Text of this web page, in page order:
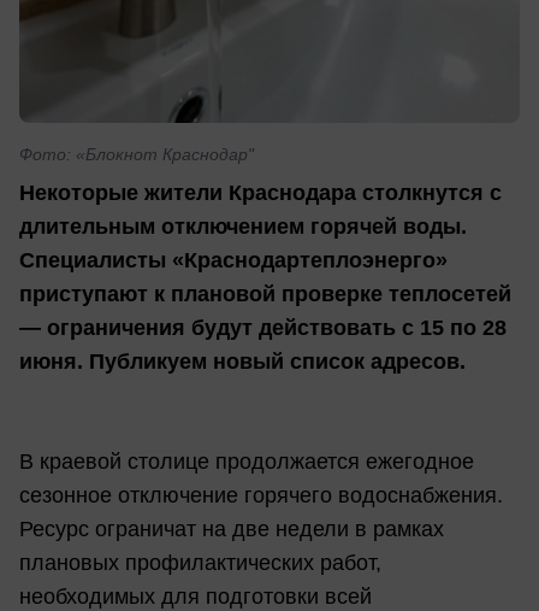
Фото: «Блокнот Краснодар"
Некоторые жители Краснодара столкнутся с
длительным отключением горячей воды.
Специалисты «Краснодартеплоэнерго»
приступают к плановой проверке теплосетей
— ограничения будут действовать с 15 по 28
июня. Публикуем новый список адресов.
В краевой столице продолжается ежегодное
сезонное отключение горячего водоснабжения.
Ресурс ограничат на две недели в рамках
плановых профилактических работ,
необходимых для подготовки всей